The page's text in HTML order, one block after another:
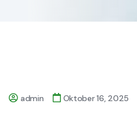
admin Oktober 16, 2025